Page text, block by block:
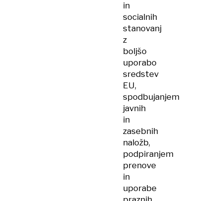
in
socialnih
stanovanj
z
boljšo
uporabo
sredstev
EU,
spodbujanjem
javnih
in
zasebnih
naložb,
podpiranjem
prenove
in
uporabe